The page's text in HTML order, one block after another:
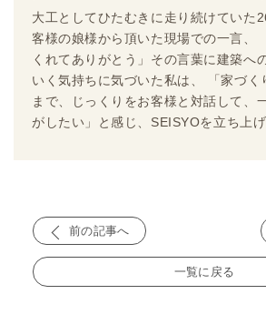
大工としてひたむきに走り続けていた
客様の娘様から頂いた現場での一言、
くれてありがとう」その言葉に建築へ
いく気持ちに気づいた私は、 「家づく
まで、じっくりをお客様と対話して、
がしたい」と感じ、SEISYOを立ち上げ
前の記事へ
一覧に戻る